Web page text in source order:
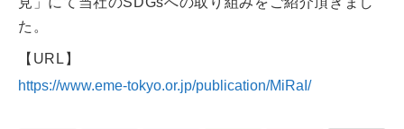
た。
【URL】
https://www.eme-tokyo.or.jp/publication/MiRaI/